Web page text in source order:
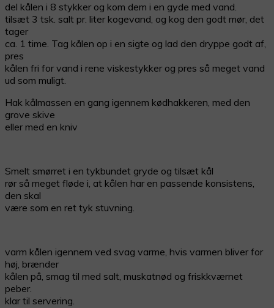
del kålen i 8 stykker og kom dem i en gyde med vand.
tilsæt 3 tsk. salt pr. liter kogevand, og kog den godt mør, det
tager
ca. 1 time. Tag kålen op i en sigte og lad den dryppe godt af,
pres
kålen fri for vand i rene viskestykker og pres så meget vand
ud som muligt.
Hak kålmassen en gang igennem kødhakkeren, med den
grove skive
eller med en kniv
Smelt smørret i en tykbundet gryde og tilsæt kål
rør så meget fløde i, at kålen har en passende konsistens,
den skal
være som en ret tyk stuvning.
varm kålen igennem ved svag varme, hvis varmen bliver for
høj, brænder
kålen på, smag til med salt, muskatnød og friskkværnet
peber.
klar til servering.